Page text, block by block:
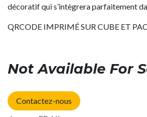
décoratif qui s’intègrera parfaitement
QRCODE IMPRIMÉ SUR CUBE ET
Not Available For
Contactez-nous